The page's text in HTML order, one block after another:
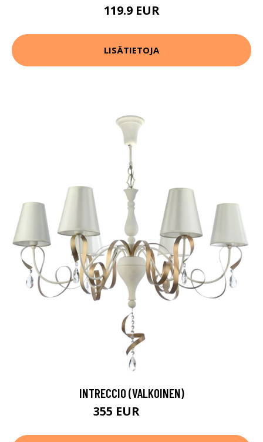
119.9 EUR
LISÄTIETOJA
INTRECCIO (VALKOINEN)
355 EUR